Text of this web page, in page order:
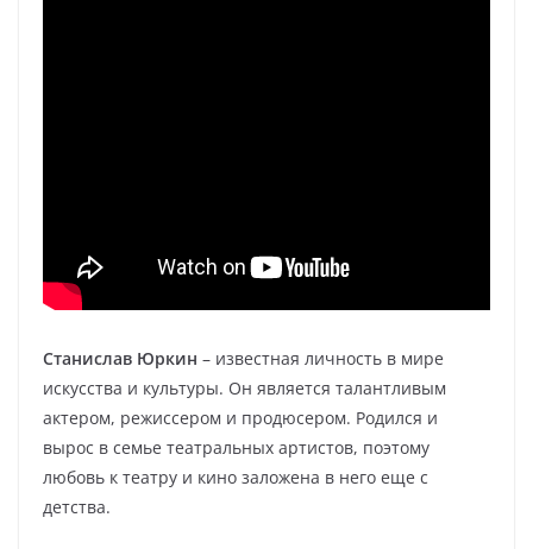
Станислав Юркин – известная личность в мире
искусства и культуры. Он является талантливым
актером, режиссером и продюсером. Родился и
вырос в семье театральных артистов, поэтому
любовь к театру и кино заложена в него еще с
детства.